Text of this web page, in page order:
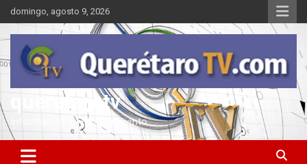
Saltar
al
contenido
domingo, agosto 9, 2026
queretarotv
Información y entretenimiento